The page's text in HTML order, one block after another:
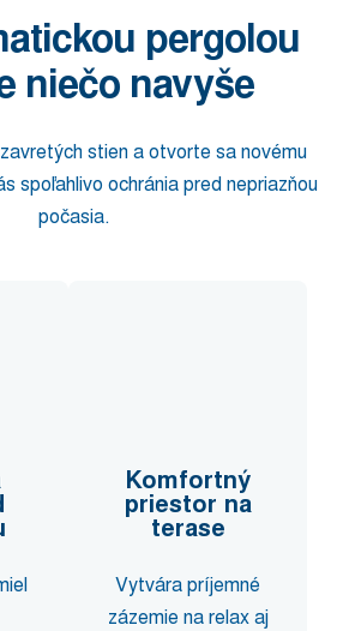
pergolou
niečo navyše
stien a otvorte sa novému
spoľahlivo ochránia pred nepriazňou
počasia.
Komfortný
priestor na
terase
Vytvára príjemné
zázemie na relax aj